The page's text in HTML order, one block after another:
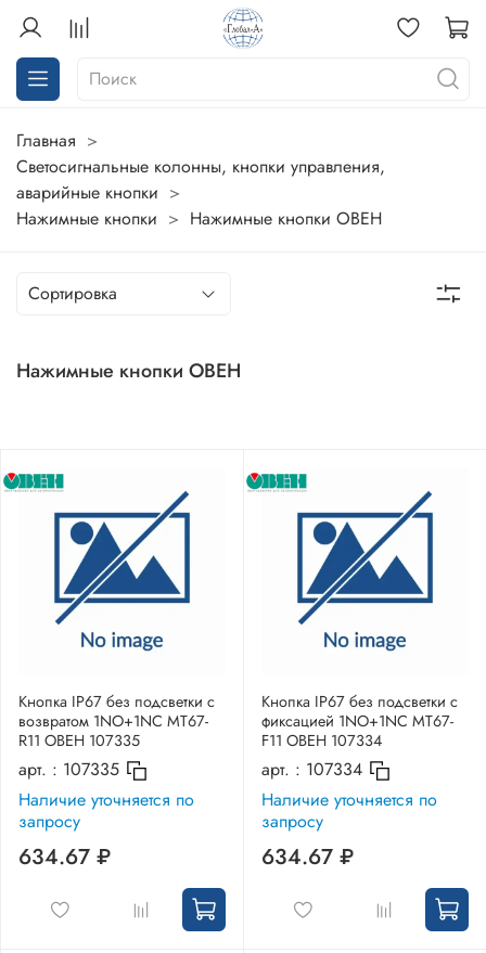
Главная
Светосигнальные колонны, кнопки управления,
аварийные кнопки
Нажимные кнопки
Нажимные кнопки ОВЕН
Нажимные кнопки ОВЕН
Кнопка IP67 без подсветки с
возвратом 1NO+1NC MT67-
R11 ОВЕН 107335
арт. : 107335
Наличие уточняется по
запросу
634.67 ₽
Кнопка IP67 без подсветки с
фиксацией 1NO+1NC MT67-
F11 ОВЕН 107334
арт. : 107334
Наличие уточняется по
запросу
634.67 ₽